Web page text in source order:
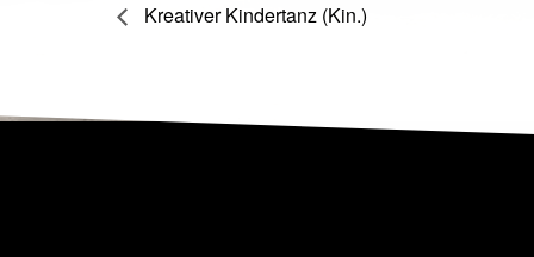
Kreativer Kindertanz (Kin.)